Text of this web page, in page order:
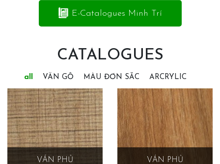
E-Catalogues Minh Trí
CATALOGUES
all VÂN GỖ MÀU ĐƠN SẮC ARCRYLIC
VÁN PHỦ VÁN PHỦ